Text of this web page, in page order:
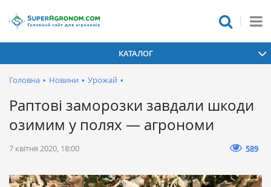
КАТАЛОГ
Головна • Новини • Урожай •
Раптові заморозки завдали шкоди
озимим у полях — агрономи
7 квітня 2020, 18:00 589